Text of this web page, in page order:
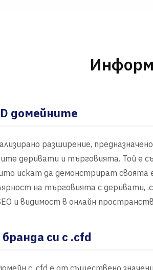
домейните
разширение,
деривати и търговията. Той е
искат да демонстрират своята
на търговията с деривати,
и видимост в онлайн
си с .cfd
с .cfd е от съществено